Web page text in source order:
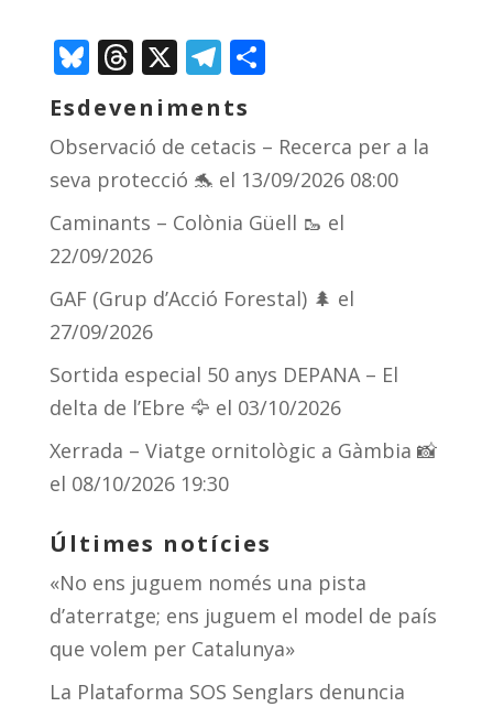
Bluesky
Threads
X Telegram
Comparteix
Esdeveniments
Observació de cetacis – Recerca per a la
seva protecció 🐬 el 13/09/2026 08:00
Caminants – Colònia Güell 🥾 el
22/09/2026
GAF (Grup d’Acció Forestal) 🌲 el
27/09/2026
Sortida especial 50 anys DEPANA – El
delta de l’Ebre 🦅 el 03/10/2026
Xerrada – Viatge ornitològic a Gàmbia 📸
el 08/10/2026 19:30
Últimes notícies
«No ens juguem només una pista
d’aterratge; ens juguem el model de país
que volem per Catalunya»
La Plataforma SOS Senglars denuncia